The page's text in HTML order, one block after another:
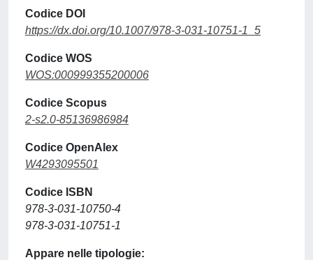
Codice DOI
https://dx.doi.org/10.1007/978-3-031-10751-1_5
Codice WOS
WOS:000999355200006
Codice Scopus
2-s2.0-85136986984
Codice OpenAlex
W4293095501
Codice ISBN
978-3-031-10750-4
978-3-031-10751-1
Appare nelle tipologie: